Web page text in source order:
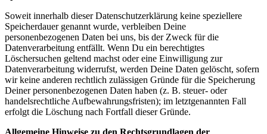
Soweit innerhalb dieser Datenschutzerklärung keine speziellere
Speicherdauer genannt wurde, verbleiben Deine
personenbezogenen Daten bei uns, bis der Zweck für die
Datenverarbeitung entfällt. Wenn Du ein berechtigtes
Löschersuchen geltend machst oder eine Einwilligung zur
Datenverarbeitung widerrufst, werden Deine Daten gelöscht, sofern
wir keine anderen rechtlich zulässigen Gründe für die Speicherung
Deiner personenbezogenen Daten haben (z. B. steuer- oder
handelsrechtliche Aufbewahrungsfristen); im letztgenannten Fall
erfolgt die Löschung nach Fortfall dieser Gründe.